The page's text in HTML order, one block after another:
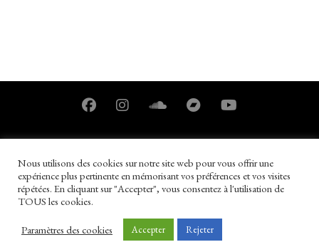
Copyright © 2026 Rivkah.frTous droits réservés|Mentions légales
Nous utilisons des cookies sur notre site web pour vous offrir une
expérience plus pertinente en mémorisant vos préférences et vos visites
répétées. En cliquant sur "Accepter", vous consentez à l'utilisation de
TOUS les cookies.
Paramètres des cookies Accepter Rejeter